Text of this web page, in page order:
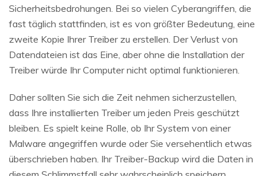
Sicherheitsbedrohungen. Bei so vielen Cyberangriffen, die
fast täglich stattfinden, ist es von größter Bedeutung, eine
zweite Kopie Ihrer Treiber zu erstellen. Der Verlust von
Datendateien ist das Eine, aber ohne die Installation der
Treiber würde Ihr Computer nicht optimal funktionieren.
Daher sollten Sie sich die Zeit nehmen sicherzustellen,
dass Ihre installierten Treiber um jeden Preis geschützt
bleiben. Es spielt keine Rolle, ob Ihr System von einer
Malware angegriffen wurde oder Sie versehentlich etwas
überschrieben haben. Ihr Treiber-Backup wird die Daten in